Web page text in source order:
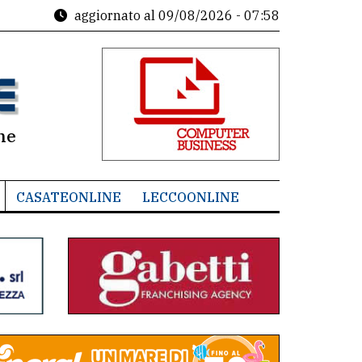
aggiornato al 09/08/2026 - 07:58
CASATEONLINE LECCOONLINE